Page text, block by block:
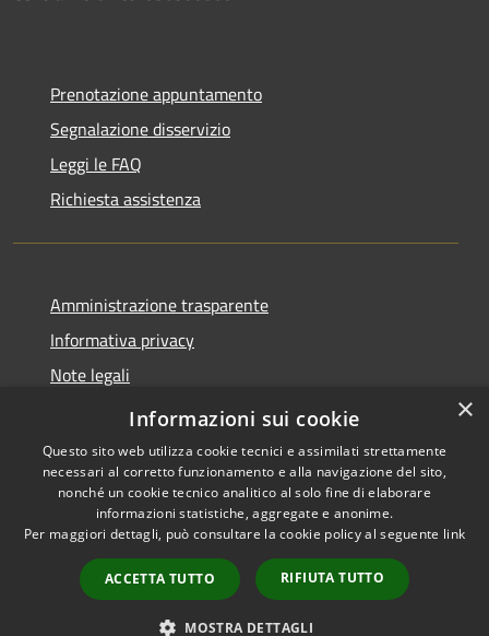
Prenotazione appuntamento
Segnalazione disservizio
Leggi le FAQ
Richiesta assistenza
Amministrazione trasparente
Informativa privacy
Note legali
Dichiarazione di accessibilità
Accessibilità
Copyright © 2026 • Comune di
Fara Gera d'Adda • Powered by
Municipium•
Accesso
redazione
×
Informazioni sui cookie
Questo sito web utilizza cookie tecnici e assimilati strettamente
necessari al corretto funzionamento e alla navigazione del sito,
nonché un cookie tecnico analitico al solo fine di elaborare
informazioni statistiche, aggregate e anonime.
Per maggiori dettagli, può consultare la cookie policy al seguente link
ACCETTA TUTTO RIFIUTA TUTTO
MOSTRA DETTAGLI